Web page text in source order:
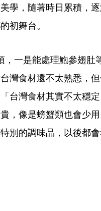
學，隨著時日累積，
初舞台。
一是能處理鮑參翅肚
灣食材還不太熟悉，
台灣食材其實不太穩
，像是螃蟹類也會少
別的調味品，以後都會